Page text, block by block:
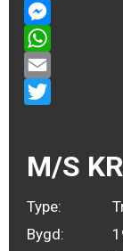
Facebook
Messenger
WhatsApp
Email
M/S
Type:
Bygd: